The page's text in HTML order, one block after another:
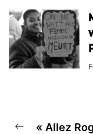
« Allez